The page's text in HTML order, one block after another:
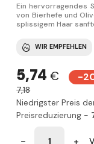
Ein hervorragendes
von Bierhefe und
splissigem Haar
WIR EMPFEHLEN
5,74€ -
7,18
Niedrigster Preis
Preisreduzierung -